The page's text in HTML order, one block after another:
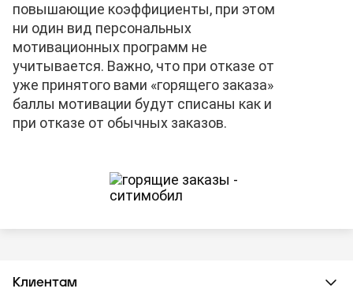
повышающие коэффициенты, при этом
ни один вид персональных
мотивационных программ не
учитывается. Важно, что при отказе от
уже принятого вами «горящего заказа»
баллы мотивации будут списаны как и
при отказе от обычных заказов.
Клиентам